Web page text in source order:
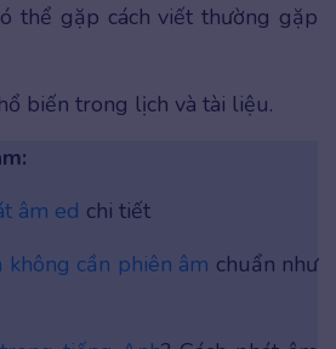
thể gặp cách viết thường gặp
biến trong lịch và tài liệu.
âm ed chi tiết
không cần phiên âm chuẩn như